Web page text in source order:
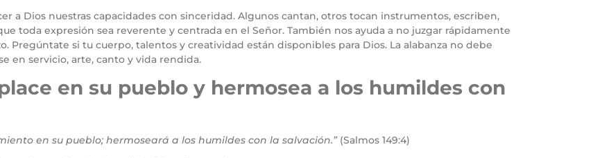
a Dios nuestras capacidades con sinceridad. Algunos cantan, otros tocan instrumentos, escriben,
toda expresión sea reverente y centrada en el Señor. También nos ayuda a no juzgar rápidamente
Pregúntate si tu cuerpo, talentos y creatividad están disponibles para Dios. La alabanza no debe
en servicio, arte, canto y vida rendida.
en su pueblo y hermosea a los humildes con
en su pueblo; hermoseará a los humildes con la salvación.”(Salmos 149:4)